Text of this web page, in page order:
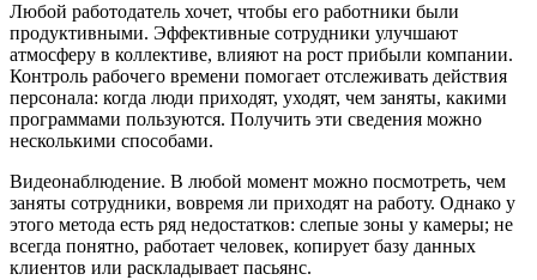
Любой работодатель хочет, чтобы его работники были
продуктивными. Эффективные сотрудники улучшают
атмосферу в коллективе, влияют на рост прибыли компании.
Контроль рабочего времени помогает отслеживать действия
персонала: когда люди приходят, уходят, чем заняты, какими
программами пользуются. Получить эти сведения можно
несколькими способами.
Видеонаблюдение. В любой момент можно посмотреть, чем
заняты сотрудники, вовремя ли приходят на работу. Однако у
этого метода есть ряд недостатков: слепые зоны у камеры; не
всегда понятно, работает человек, копирует базу данных
клиентов или раскладывает пасьянс.